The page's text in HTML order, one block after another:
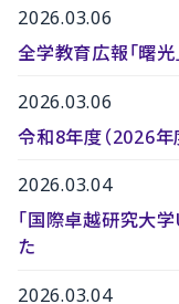
2026.03.06
全学教育広報「曙
2026.03.06
令和8年度（2026年
2026.03.04
「国際卓越研究大
た
2026.03.04